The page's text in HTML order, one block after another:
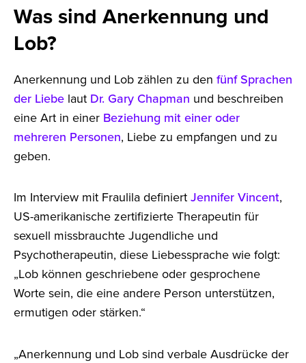
Was sind Anerkennung und
Lob?
Anerkennung und Lob zählen zu den fünf Sprachen
der Liebe laut Dr. Gary Chapman und beschreiben
eine Art in einer Beziehung mit einer oder
mehreren Personen, Liebe zu empfangen und zu
geben.
Im Interview mit Fraulila definiert Jennifer Vincent,
US-amerikanische zertifizierte Therapeutin für
sexuell missbrauchte Jugendliche und
Psychotherapeutin, diese Liebessprache wie folgt:
„Lob können geschriebene oder gesprochene
Worte sein, die eine andere Person unterstützen,
ermutigen oder stärken.“
„Anerkennung und Lob sind verbale Ausdrücke der